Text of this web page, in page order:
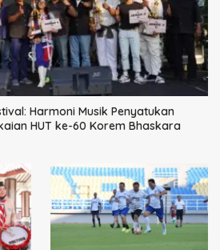
Harmoni Musik Penyatukan
HUT ke-60 Korem Bhaskara